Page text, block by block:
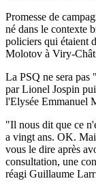
Promesse de
né dans le contexte
policiers qui étaient
Molotov à Viry-
La PSQ ne sera
par Lionel Jospin
l'Elysée Emmanuel
"Il nous dit que ce
a vingt ans. OK.
vous le dire après
consultation, une
réagi Guillaume